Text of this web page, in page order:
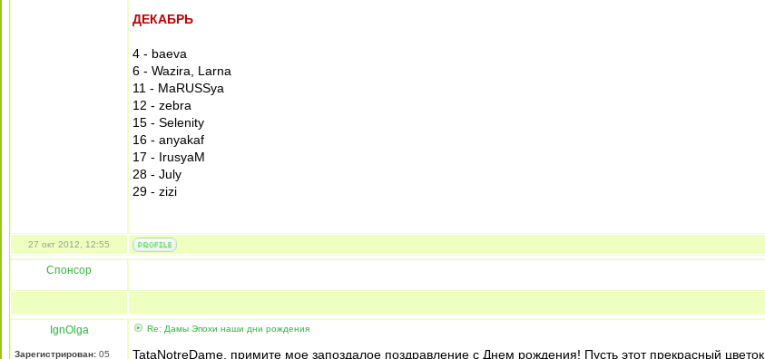
ДЕКАБРЬ
4 - baeva
6 - Wazira, Larna
11 - MaRUSSya
12 - zebra
15 - Selenity
16 - anyakaf
17 - IrusyaM
28 - July
29 - zizi
27 окт 2012, 12:55
Спонсор
IgnOlga
Зарегистрирован: 05
Re: Дамы Эпохи наши дни рождения
TataNotreDame, примите мое запоздалое поздравление с Днем рождения! Пусть этот прекрасный